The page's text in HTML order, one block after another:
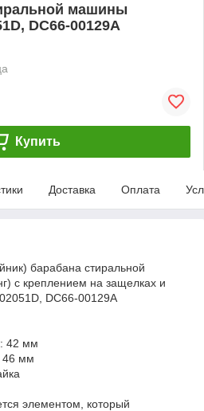
машины
DC66-00129A
Купить
Доставка Оплата
барабана стиральной
с креплением на защелках и
DC66-00129A
42 мм
46 мм
элементом, который